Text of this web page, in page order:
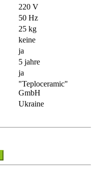
220 V
50 Hz
25 kg
keine
ja
5 jahre
ja
"Teploceramic"
GmbH
Ukraine